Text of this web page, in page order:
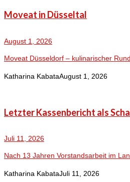
Moveat in Düsseltal
August 1, 2026
Moveat Düsseldorf – kulinarischer
Katharina KabataAugust 1, 2026
Letzter Kassenbericht als
Juli 11, 2026
Nach 13 Jahren Vorstandsarbeit im
Katharina KabataJuli 11, 2026